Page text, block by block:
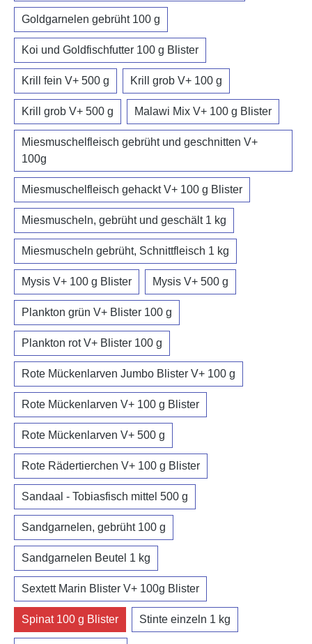
Goldgarnelen gebrüht 100 g
Koi und Goldfischfutter 100 g Blister
Krill fein V+ 500 g Krill grob V+ 100 g
Krill grob V+ 500 g Malawi Mix V+ 100 g Blister
Miesmuschelfleisch gebrüht und geschnitten V+
100g
Miesmuschelfleisch gehackt V+ 100 g Blister
Miesmuscheln, gebrüht und geschält 1 kg
Miesmuscheln gebrüht, Schnittfleisch 1 kg
Mysis V+ 100 g Blister Mysis V+ 500 g
Plankton grün V+ Blister 100 g
Plankton rot V+ Blister 100 g
Rote Mückenlarven Jumbo Blister V+ 100 g
Rote Mückenlarven V+ 100 g Blister
Rote Mückenlarven V+ 500 g
Rote Rädertierchen V+ 100 g Blister
Sandaal - Tobiasfisch mittel 500 g
Sandgarnelen, gebrüht 100 g
Sandgarnelen Beutel 1 kg
Sextett Marin Blister V+ 100g Blister
Spinat 100 g Blister Stinte einzeln 1 kg